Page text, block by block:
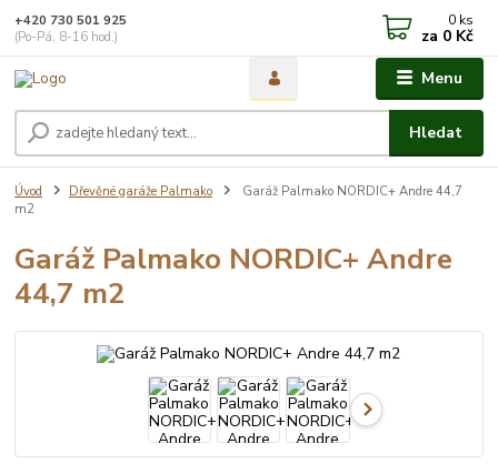
Menu
Hledat
+420 730 501 925
(Po-Pá, 8-16 hod.)
0 ks
za 0 Kč
Úvod Dřevěné garáže Palmako
Garáž Palmako NORDIC+ Andre 44,7
m2
Garáž Palmako NORDIC+ Andre
44,7 m2